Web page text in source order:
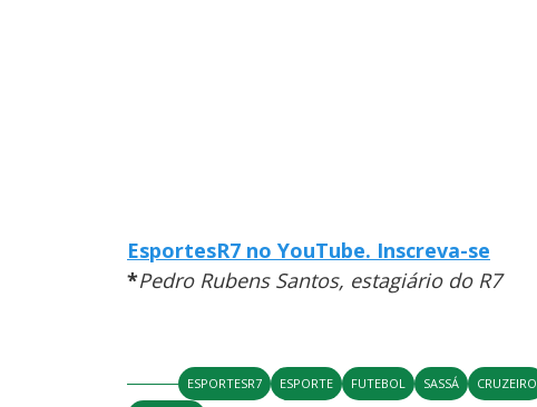
EsportesR7 no YouTube. Inscreva-se
*Pedro Rubens Santos, estagiário do R7
ESPORTESR7 ESPORTE FUTEBOL SASSÁ CRUZEIRO